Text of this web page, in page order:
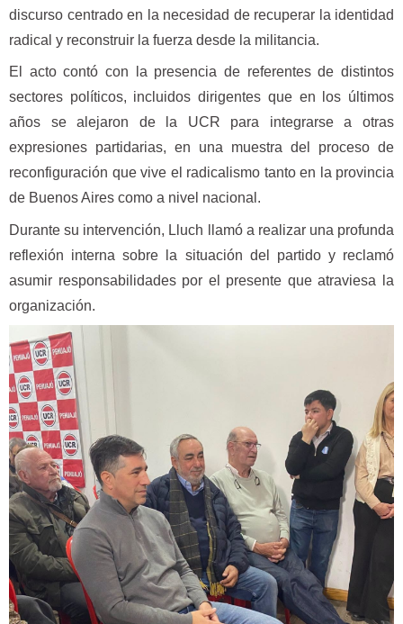
discurso centrado en la necesidad de recuperar la identidad
radical y reconstruir la fuerza desde la militancia.
El acto contó con la presencia de referentes de distintos
sectores políticos, incluidos dirigentes que en los últimos
años se alejaron de la UCR para integrarse a otras
expresiones partidarias, en una muestra del proceso de
reconfiguración que vive el radicalismo tanto en la provincia
de Buenos Aires como a nivel nacional.
Durante su intervención, Lluch llamó a realizar una profunda
reflexión interna sobre la situación del partido y reclamó
asumir responsabilidades por el presente que atraviesa la
organización.